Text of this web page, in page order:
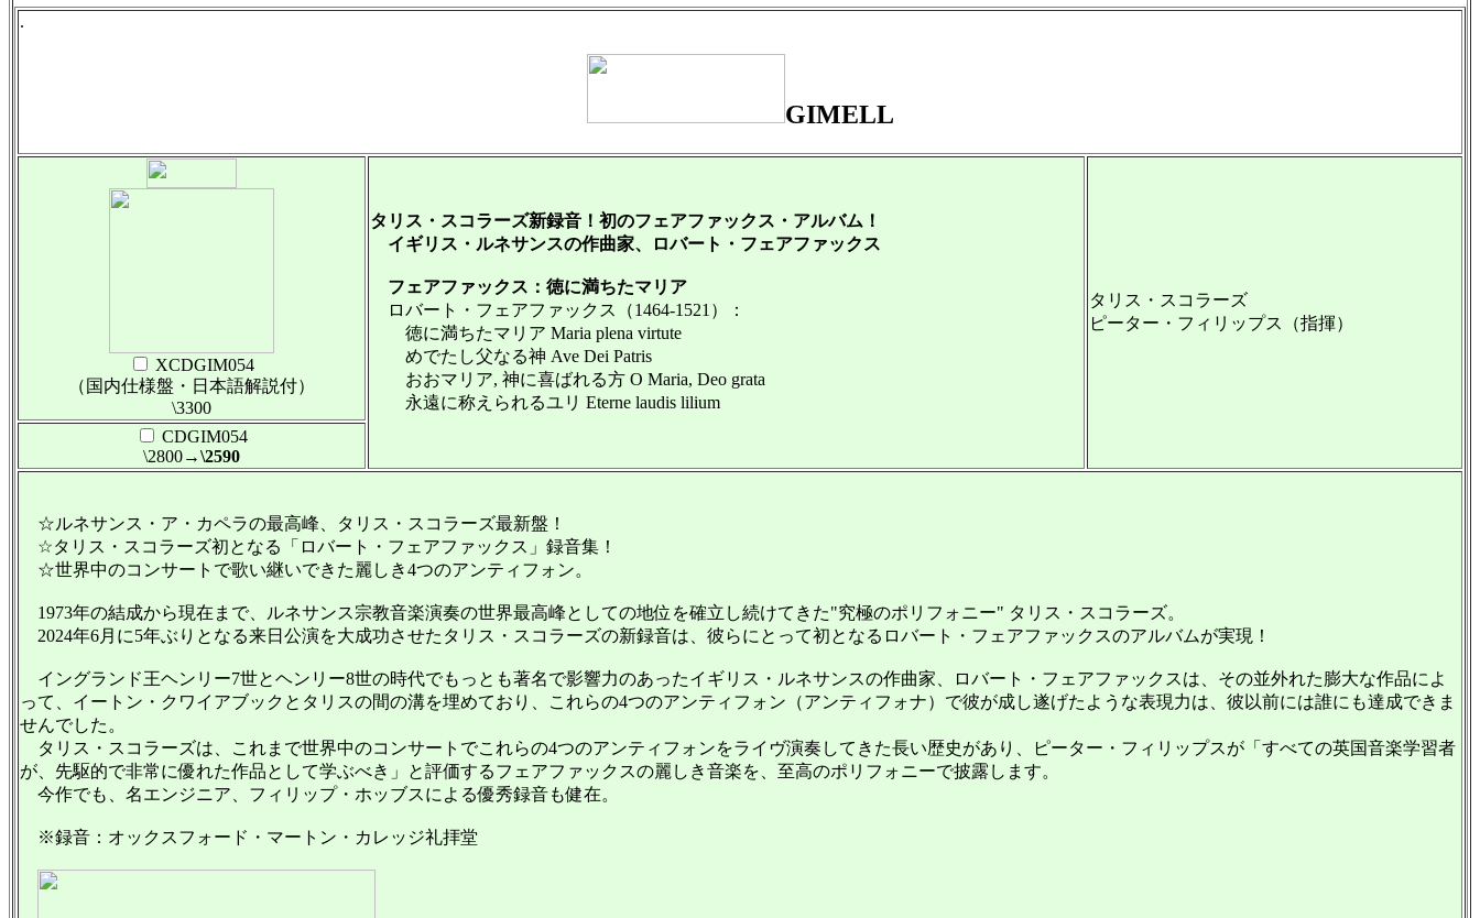
.
GIMELL
XCDGIM054
（国内仕様盤・日本語解説付）
\3300
タリス・スコラーズ新録音！初のフェアファックス・アルバム！
イギリス・ルネサンスの作曲家、ロバート・フェアファックス
フェアファックス：徳に満ちたマリア
ロバート・フェアファックス（1464-1521）：
徳に満ちたマリア Maria plena virtute
めでたし父なる神 Ave Dei Patris
おおマリア, 神に喜ばれる方 O Maria, Deo grata
永遠に称えられるユリ Eterne laudis lilium
タリス・スコラーズ
ピーター・フィリップス（指揮）
CDGIM054
\2800→\2590
☆ルネサンス・ア・カペラの最高峰、タリス・スコラーズ最新盤！
☆タリス・スコラーズ初となる「ロバート・フェアファックス」録音集！
☆世界中のコンサートで歌い継いできた麗しき4つのアンティフォン。
1973年の結成から現在まで、ルネサンス宗教音楽演奏の世界最高峰としての地位を確立し続けてきた"究極のポリフォニー" タリス・スコラーズ。
2024年6月に5年ぶりとなる来日公演を大成功させたタリス・スコラーズの新録音は、彼らにとって初となるロバート・フェアファックスのアルバムが実現！
イングランド王ヘンリー7世とヘンリー8世の時代でもっとも著名で影響力のあったイギリス・ルネサンスの作曲家、ロバート・フェアファックスは、その並外れた膨大な作品によ
って、イートン・クワイアブックとタリスの間の溝を埋めており、これらの4つのアンティフォン（アンティフォナ）で彼が成し遂げたような表現力は、彼以前には誰にも達成できま
せんでした。
タリス・スコラーズは、これまで世界中のコンサートでこれらの4つのアンティフォンをライヴ演奏してきた長い歴史があり、ピーター・フィリップスが「すべての英国音楽学習者
が、先駆的で非常に優れた作品として学ぶべき」と評価するフェアファックスの麗しき音楽を、至高のポリフォニーで披露します。
今作でも、名エンジニア、フィリップ・ホッブスによる優秀録音も健在。
※録音：オックスフォード・マートン・カレッジ礼拝堂